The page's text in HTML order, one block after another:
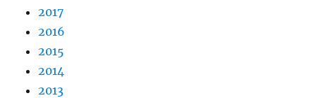
2017
2016
2015
2014
2013